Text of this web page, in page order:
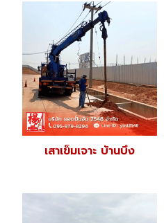
เสาเข็มเจาะ บ้านบึง